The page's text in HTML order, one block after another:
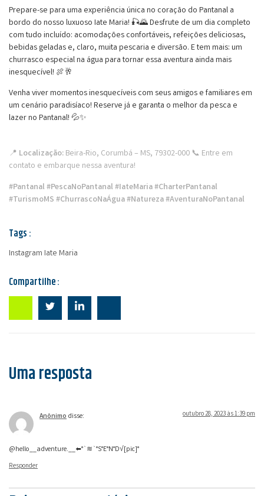
Prepare-se para uma experiência única no coração do Pantanal a
bordo do nosso luxuoso Iate Maria! 🎣🌄 Desfrute de um dia completo
com tudo incluído: acomodações confortáveis, refeições deliciosas,
bebidas geladas e, claro, muita pescaria e diversão. E tem mais: um
churrasco especial na água para tornar essa aventura ainda mais
inesquecível! 🍖🥂
Venha viver momentos inesquecíveis com seus amigos e familiares em
um cenário paradisíaco! Reserve já e garanta o melhor da pesca e
lazer no Pantanal! 💦✨
📍 Localização: Beira-Rio, Corumbá – MS, 79302-000 📞 Entre em
contato e embarque nessa aventura!
#Pantanal #PescaNoPantanal #IateMaria #CharterPantanal
#TurismoMS #ChurrascoNaÁgua #Natureza #AventuraNoPantanal
Tags :
Instagram Iate Maria
Compartilhe :
Uma resposta
Anônimodisse: outubro 28, 2023 às 1:39 pm
@hello__adventure.__⬅️°`≋`°S°E°N°D√[pic]°
Responder